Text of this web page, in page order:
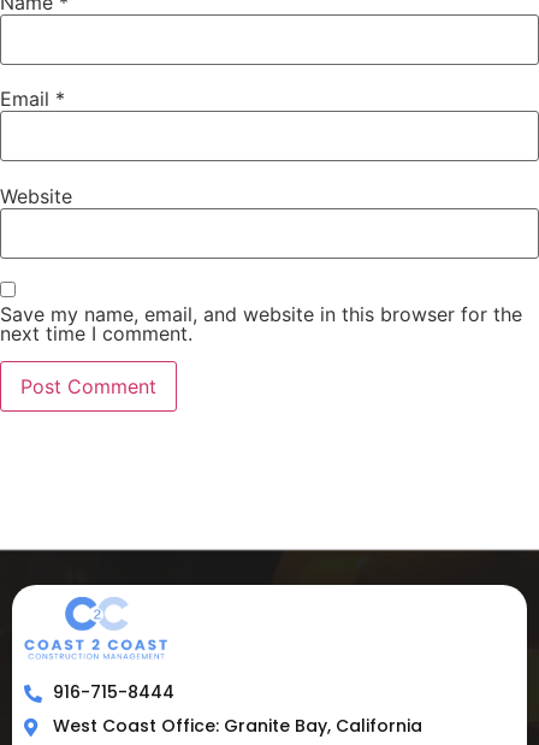
Email *
Website
Save my name, email, and website in this browser for the
next time I comment.
916-715-8444
West Coast Office: Granite Bay, California